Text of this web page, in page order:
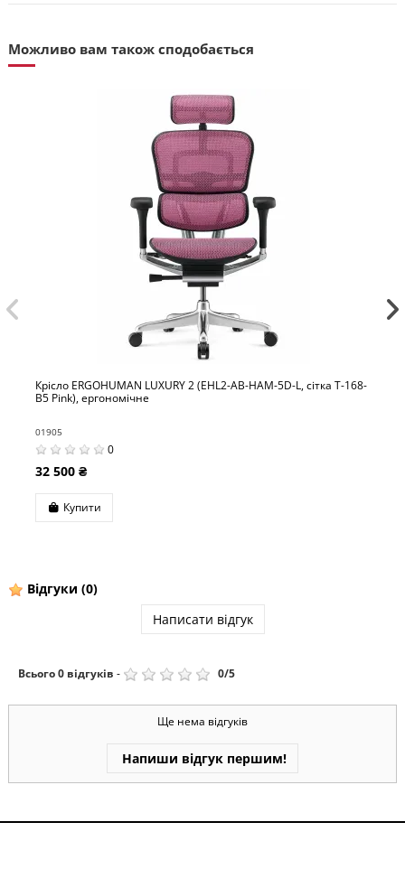
Можливо вам також сподобається
LUXURY 2 (EHL2-AB-HAM-5D-L, сітка Т-168-
Крісло
Відгуки (0)
Написати відгук
Всього0 відгуків - 0/5
Ще нема відгуків
Напиши відгук першим!